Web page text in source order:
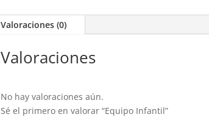
Valoraciones (0)
Valoraciones
No hay valoraciones aún.
Sé el primero en valorar “Equipo Infantil”